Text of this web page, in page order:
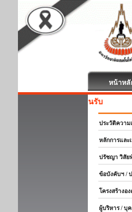
หน้าหลั
ประวัติความ
หลักการและ
ปรัชญา วิสัยทั
ข้อบังคับฯ / ป
โครงสร้างอง
ผู้บริหาร / บุค